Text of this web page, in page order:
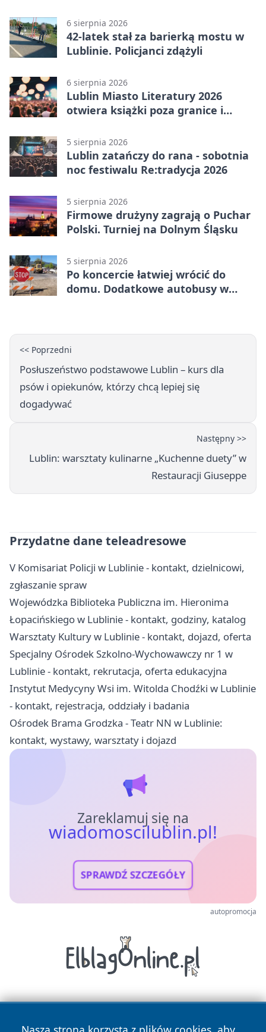
6 sierpnia 2026
42-latek stał za barierką mostu w
Lublinie. Policjanci zdążyli
6 sierpnia 2026
Lublin Miasto Literatury 2026
otwiera książki poza granice i
5 sierpnia 2026
Lublin zatańczy do rana - sobotnia
noc festiwalu Re:tradycja 2026
5 sierpnia 2026
Firmowe drużyny zagrają o Puchar
Polski. Turniej na Dolnym Śląsku
5 sierpnia 2026
Po koncercie łatwiej wrócić do
domu. Dodatkowe autobusy w
<< Poprzedni
Posłuszeństwo podstawowe Lublin – kurs dla
psów i opiekunów, którzy chcą lepiej się
dogadywać
Następny >>
Lublin: warsztaty kulinarne „Kuchenne duety” w
Restauracji Giuseppe
Przydatne dane teleadresowe
V Komisariat Policji w Lublinie - kontakt, dzielnicowi,
zgłaszanie spraw
Wojewódzka Biblioteka Publiczna im. Hieronima
Łopacińskiego w Lublinie - kontakt, godziny, katalog
Warsztaty Kultury w Lublinie - kontakt, dojazd, oferta
Specjalny Ośrodek Szkolno-Wychowawczy nr 1 w
Lublinie - kontakt, rekrutacja, oferta edukacyjna
Instytut Medycyny Wsi im. Witolda Chodźki w Lublinie
- kontakt, rejestracja, oddziały i badania
Ośrodek Brama Grodzka - Teatr NN w Lublinie:
kontakt, wystawy, warsztaty i dojazd
Zareklamuj się na
wiadomoscilublin.pl!
SPRAWDŹ SZCZEGÓŁY
autopromocja